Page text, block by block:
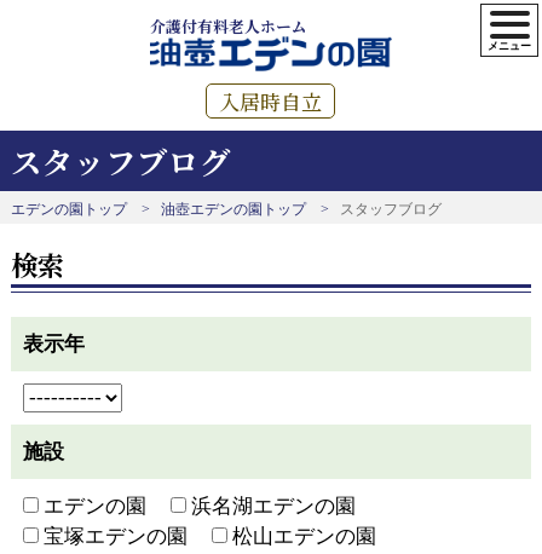
介護付有料老人ホーム
入居時自立
スタッフブログ
エデンの園トップ 油壺エデンの園トップ スタッフブログ
検索
表示年
施設
エデンの園
浜名湖エデンの園
宝塚エデンの園
松山エデンの園